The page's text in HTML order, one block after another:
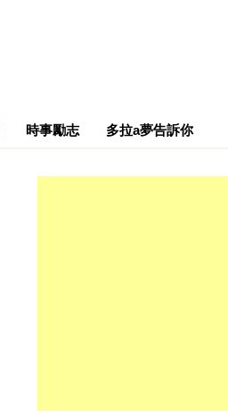
時事勵志 多拉a夢告訴你